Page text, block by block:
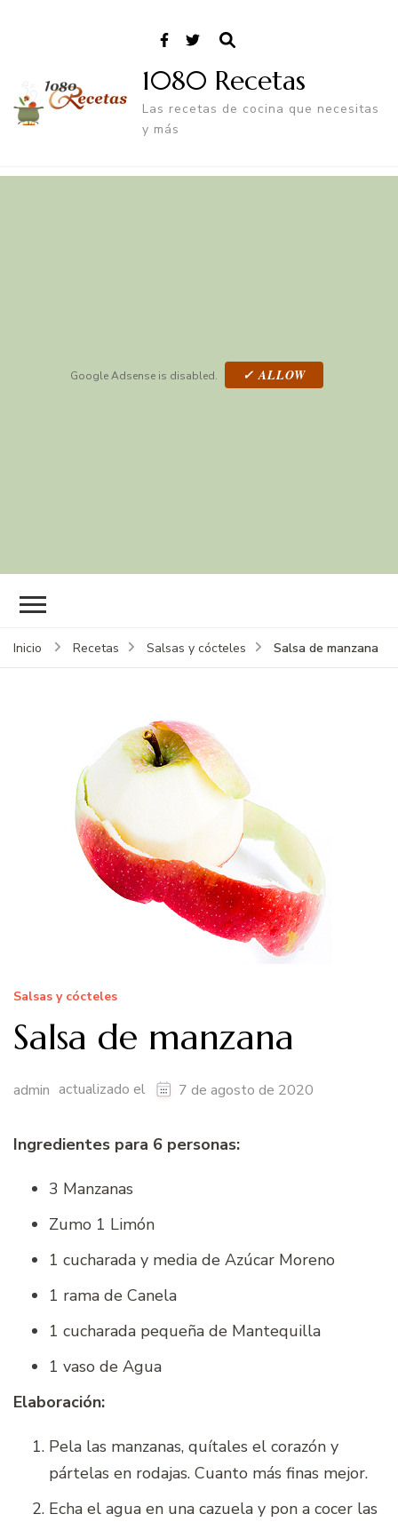
1080 Recetas
Las recetas de cocina que necesitas
y más
Google Adsense is disabled. ✓ ALLOW
Inicio Recetas Salsas y cócteles Salsa de manzana
Salsas y cócteles
Salsa de manzana
admin actualizado el 7 de agosto de 2020
Ingredientes para 6 personas:
3 Manzanas
Zumo 1 Limón
1 cucharada y media de Azúcar Moreno
1 rama de Canela
1 cucharada pequeña de Mantequilla
1 vaso de Agua
Elaboración:
Pela las manzanas, quítales el corazón y
pártelas en rodajas. Cuanto más finas mejor.
Echa el agua en una cazuela y pon a cocer las